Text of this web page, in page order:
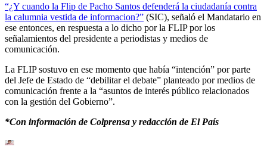
“¿Y cuando la Flip de Pacho Santos defenderá la ciudadanía contra
la calumnia vestida de informacion?” (SIC), señaló el Mandatario en
ese entonces, en respuesta a lo dicho por la FLIP por los
señalamientos del presidente a periodistas y medios de
comunicación.
La FLIP sostuvo en ese momento que había “intención” por parte
del Jefe de Estado de “debilitar el debate” planteado por medios de
comunicación frente a la “asuntos de interés público relacionados
con la gestión del Gobierno”.
*Con información de Colprensa y redacción de El País